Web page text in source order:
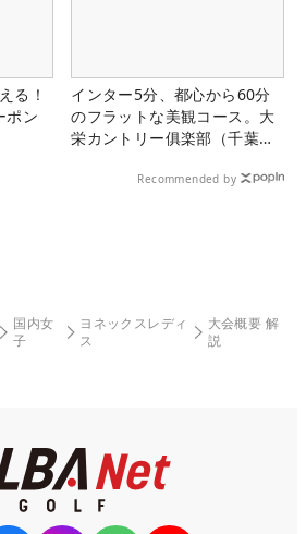
る！
ポン
インター5分、都心から60分
のフラットな美観コース。大
栄カントリー俱楽部（千葉
Recommended by
国内女
子
ヨネックスレディ
ス
大会概要 解
説